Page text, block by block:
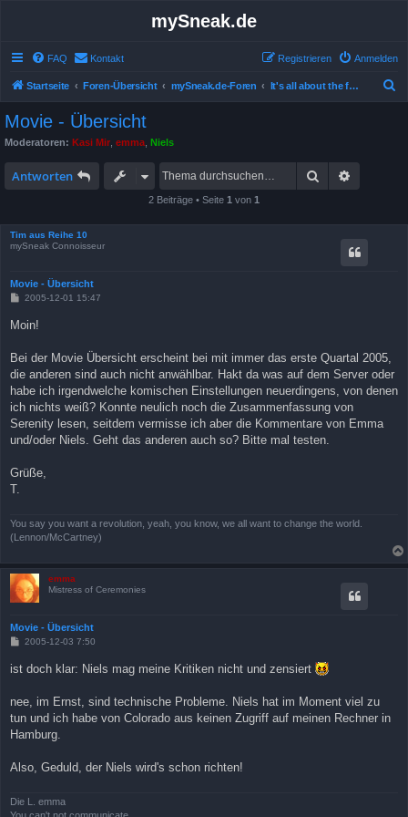
mySneak.de
FAQ Kontakt Anmelden
Registrieren
Startseite Foren-Übersicht mySneak.de-Foren It's all about the feedback!
Movie - Übersicht
Moderatoren: Kasi Mir emma Niels
Antworten Suche
2 Beiträge • Seite 1 von 1
Tim aus Reihe 10
mySneak Connoisseur
Movie - Übersicht
B
t
a
g
2005-12-01 15:47
Moin!
Bei der Movie Übersicht erscheint bei mit immer das erste Quartal 2005,
die anderen sind auch nicht anwählbar. Hakt da was auf dem Server oder
habe ich irgendwelche komischen Einstellungen neuerdingens, von denen
ich nichts weiß? Konnte neulich noch die Zusammenfassung von
Serenity lesen, seitdem vermisse ich aber die Kommentare von Emma
und/oder Niels. Geht das anderen auch so? Bitte mal testen.
Grüße,
T.
You say you want a revolution, yeah, you know, we all want to change the world.
(Lennon/McCartney)
emma
Mistress of Ceremonies
Movie - Übersicht
B
i
t
g
2005-12-03 7:50
ist doch klar: Niels mag meine Kritiken nicht und zensiert
nee, im Ernst, sind technische Probleme. Niels hat im Moment viel zu
tun und ich habe von Colorado aus keinen Zugriff auf meinen Rechner in
Hamburg.
Also, Geduld, der Niels wird's schon richten!
Die L. emma